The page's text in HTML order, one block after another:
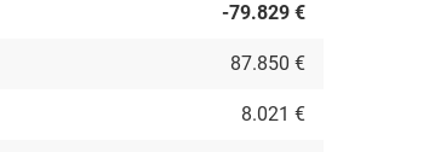
-79.829 €
87.850 €
8.021 €